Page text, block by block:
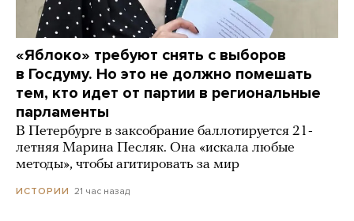
«Яблоко» требуют снять с выборов
в Госдуму. Но это не должно помешать
тем, кто идет от партии в региональные
парламенты
В Петербурге в заксобрание баллотируется 21-
летняя Марина Песляк. Она «искала любые
методы», чтобы агитировать за мир
ИСТОРИИ 21 час назад